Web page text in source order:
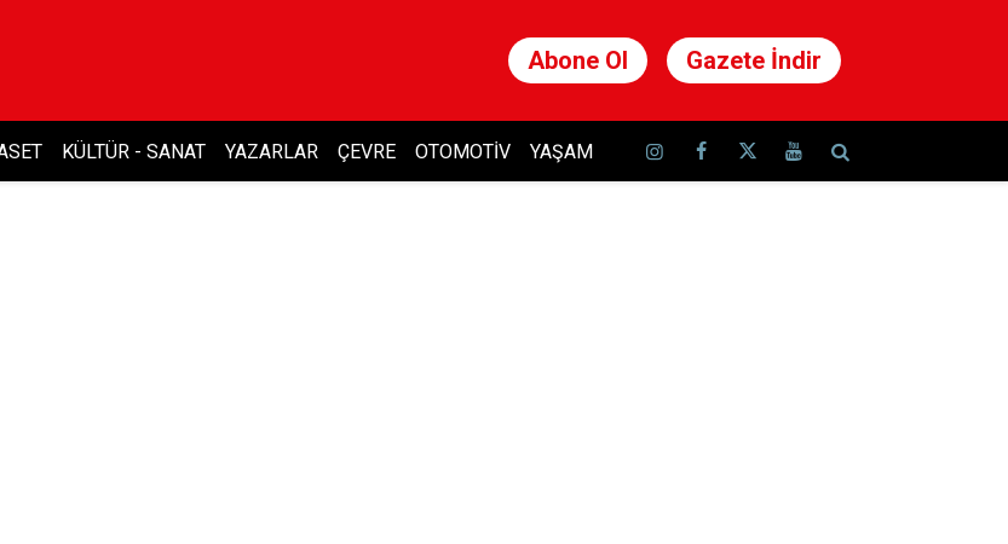
Abone Ol Gazete İndir
KÜLTÜR - SANAT YAZARLAR ÇEVRE OTOMOTIV YAŞAM